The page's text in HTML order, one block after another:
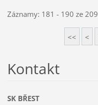
Záznamy: 181 - 190 ze 209
<< <
Kontakt
SK BŘEST